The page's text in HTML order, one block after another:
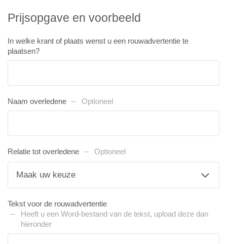
Prijsopgave en voorbeeld
In welke krant of plaats wenst u een rouwadvertentie te
plaatsen?
Naam overledene Optioneel
Relatie tot overledene Optioneel
Tekst voor de rouwadvertentie
Heeft u een Word-bestand van de tekst, upload deze dan
hieronder